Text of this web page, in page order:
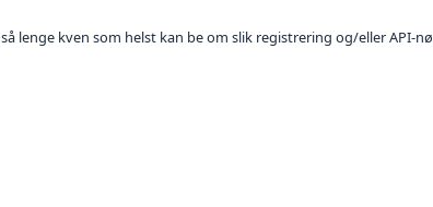
lenge kven som helst kan be om slik registrering og/eller API-